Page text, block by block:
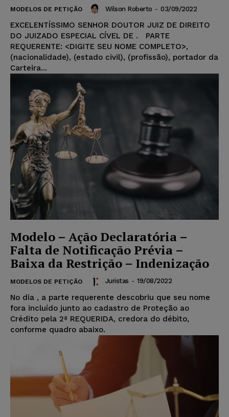
MODELOS DE PETIÇÃO Wilson Roberto - 03/09/2022
EXCELENTÍSSIMO SENHOR DOUTOR JUIZ DE DIREITO
DO JUIZADO ESPECIAL CÍVEL DE . PARTE
REQUERENTE: <DIGITE SEU NOME COMPLETO>,
(nacionalidade), (estado civil), (profissão), portador da
Carteira...
Modelo – Ação Declaratória –
Falta de Notificação Prévia –
Baixa da Restrição – Indenização
MODELOS DE PETIÇÃO Juristas - 19/08/2022
No dia , a parte requerente descobriu que seu nome
fora incluído junto ao cadastro de Proteção ao
Crédito pela 2ª REQUERIDA, credora do débito,
conforme quadro abaixo.